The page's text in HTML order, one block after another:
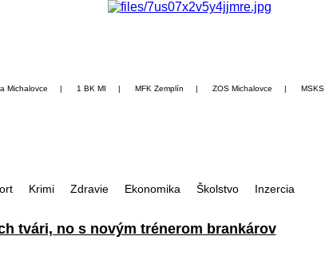
Michalovce | 1 BK MI | MFK Zemplín | ZOS Michalovce | MSKS
Krimi Zdravie Ekonomika Školstvo Inzercia
tvári, no s novým trénerom brankárov